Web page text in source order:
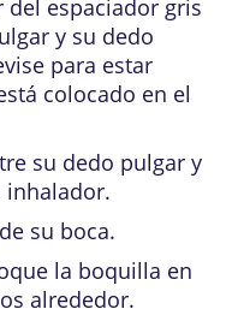
espaciador gris
y su dedo
para estar
colocado en el
su dedo pulgar y
inhalador.
su boca.
la boquilla en
alrededor.